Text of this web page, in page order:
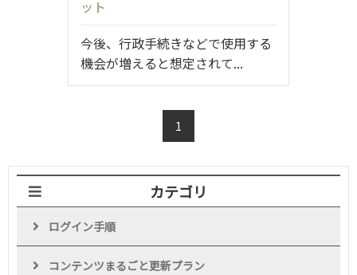
ット
今後、行政手続きなどで使用する
機会が増えると想定されて...
1
カテゴリ
ログイン手順
コンテンツまるごと更新プラン